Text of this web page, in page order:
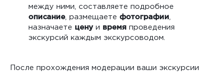
между ними, составляете подробное
описание , размещаете фотографии
назначаете цену и время проведения
экскурсий каждым экскурсоводом.
После прохождения модерации ваши экскурсии